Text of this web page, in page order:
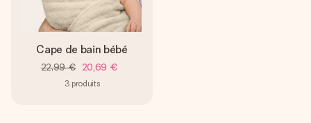
Cape de bain bébé
22,99 € 20,69 €
3 produits